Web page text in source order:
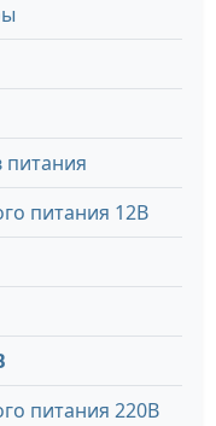
питания
питания 12В
питания 220В